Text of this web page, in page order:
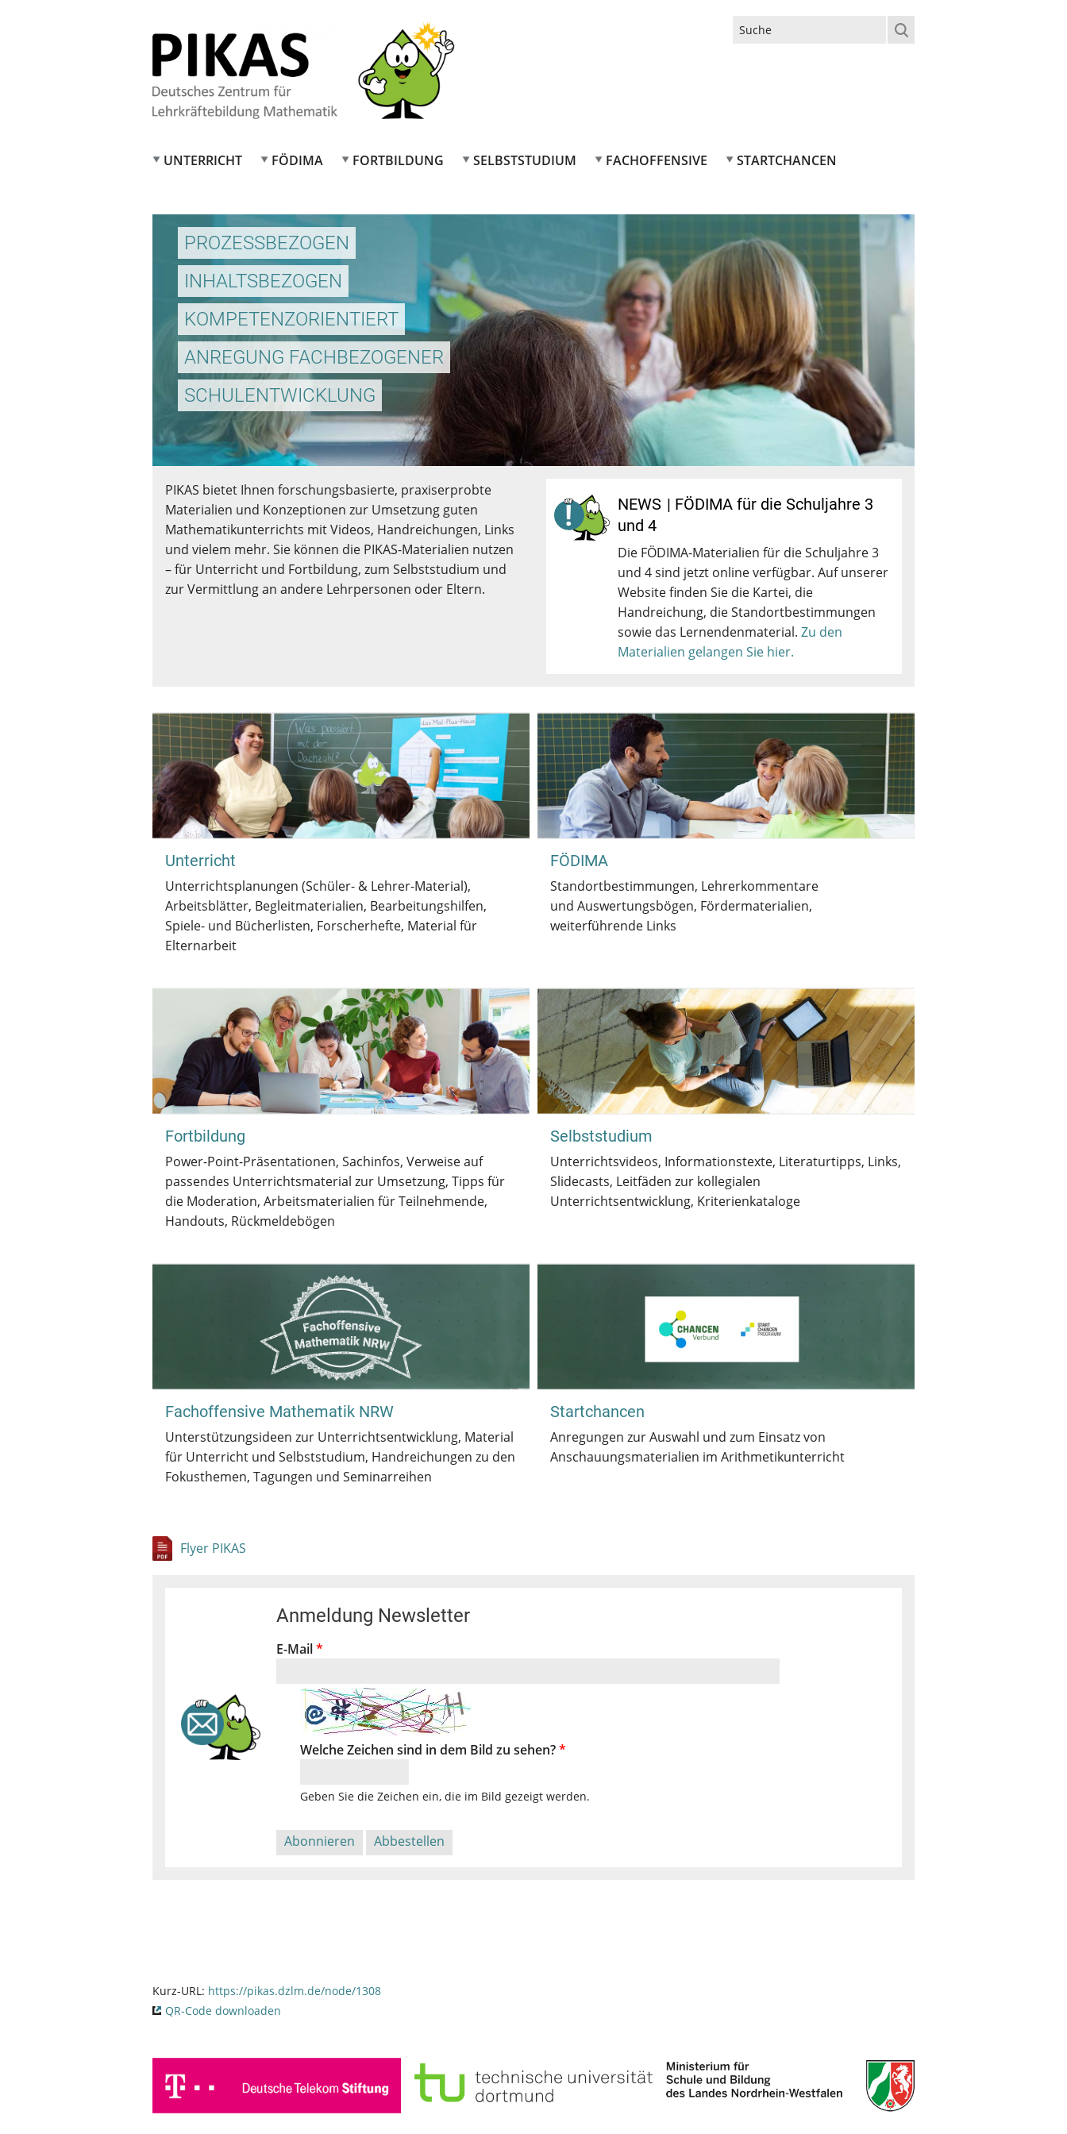
UNTERRICHT FÖDIMA FORTBILDUNG SELBSTSTUDIUM FACHOFFENSIVE STARTCHANCEN
PROZESSBEZOGEN
INHALTSBEZOGEN
KOMPETENZORIENTIERT
ANREGUNG FACHBEZOGENER
SCHULENTWICKLUNG
PIKAS bietet Ihnen forschungsbasierte, praxiserprobte
Materialien und Konzeptionen zur Umsetzung guten
Mathematikunterrichts mit Videos, Handreichungen, Links
und vielem mehr. Sie können die PIKAS-Materialien nutzen
– für Unterricht und Fortbildung, zum Selbststudium und
zur Vermittlung an andere Lehrpersonen oder Eltern.
NEWS | FÖDIMA für die Schuljahre 3
und 4
Die FÖDIMA-Materialien für die Schuljahre 3
und 4 sind jetzt online verfügbar. Auf unserer
Website finden Sie die Kartei, die
Handreichung, die Standortbestimmungen
sowie das Lernendenmaterial. Zu den
Materialien gelangen Sie hier.
Unterricht
Unterrichtsplanungen (Schüler- & Lehrer-Material),
Arbeitsblätter, Begleitmaterialien, Bearbeitungshilfen,
Spiele- und Bücherlisten, Forscherhefte, Material für
Elternarbeit
FÖDIMA
Standortbestimmungen, Lehrerkommentare
und Auswertungsbögen, Fördermaterialien,
weiterführende Links
Fortbildung
Power-Point-Präsentationen, Sachinfos, Verweise auf
passendes Unterrichtsmaterial zur Umsetzung, Tipps für
die Moderation, Arbeitsmaterialien für Teilnehmende,
Handouts, Rückmeldebögen
Selbststudium
Unterrichtsvideos, Informationstexte, Literaturtipps, Links,
Slidecasts, Leitfäden zur kollegialen
Unterrichtsentwicklung, Kriterienkataloge
Fachoffensive Mathematik NRW
Unterstützungsideen zur Unterrichtsentwicklung, Material
für Unterricht und Selbststudium, Handreichungen zu den
Fokusthemen, Tagungen und Seminarreihen
Startchancen
Anregungen zur Auswahl und zum Einsatz von
Anschauungsmaterialien im Arithmetikunterricht
Flyer PIKAS
Anmeldung Newsletter
E-Mail*
Welche Zeichen sind in dem Bild zu sehen?*
Geben Sie die Zeichen ein, die im Bild gezeigt werden.
Kurz-URL: https://pikas.dzlm.de/node/1308
QR-Code downloaden